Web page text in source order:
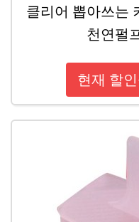
클리어 뽑아쓰는
천연펄
현재 할